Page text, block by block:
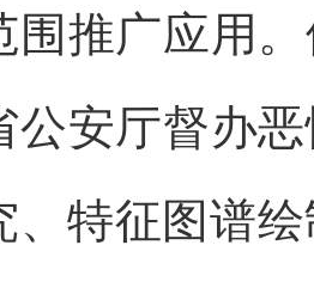
围推广应用
公安厅督办
、特征图谱